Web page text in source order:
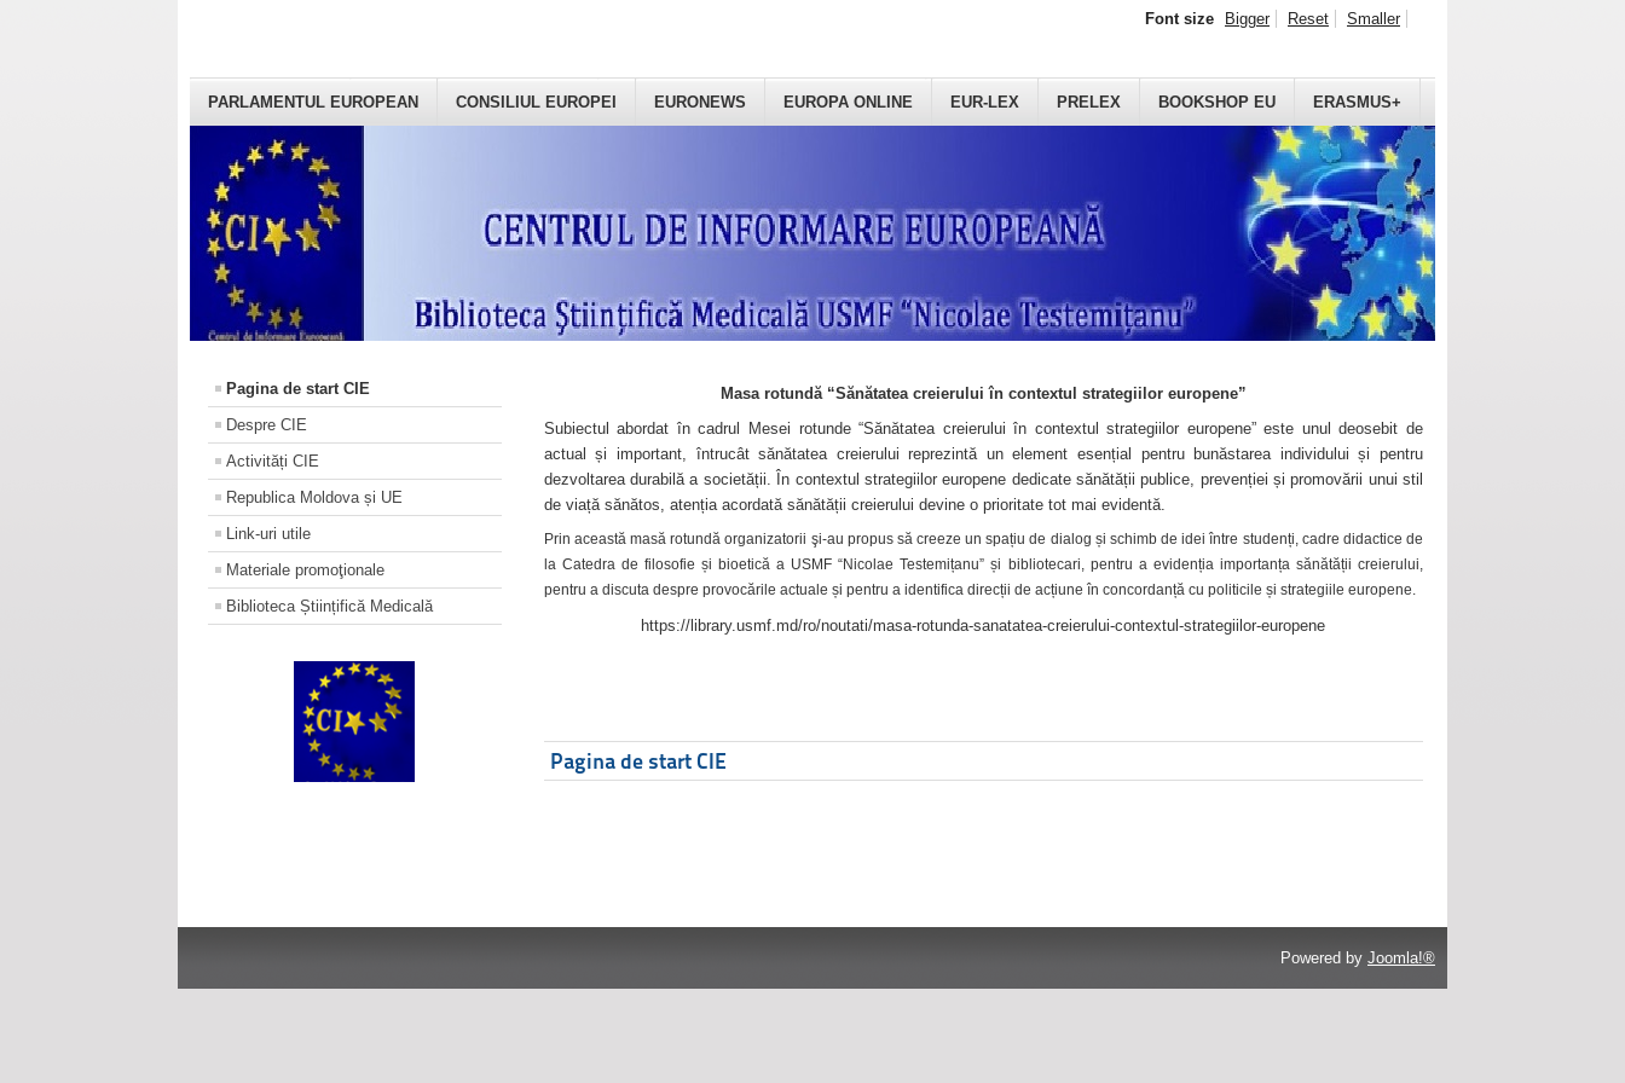
PARLAMENTUL EUROPEAN CONSILIUL EUROPEI EURONEWS EUROPA ONLINE EUR-LEX PRELEX BOOKSHOP EU ERASMUS+
Font size Bigger Reset Smaller
Pagina de start CIE
Despre CIE
Activități CIE
Republica Moldova și UE
Link-uri utile
Materiale promoţionale
Biblioteca Științifică Medicală
Masa rotundă “Sănătatea creierului în contextul strategiilor europene”
Subiectul abordat în cadrul Mesei rotunde “Sănătatea creierului în contextul strategiilor europene” este unul deosebit de
actual și important, întrucât sănătatea creierului reprezintă un element esențial pentru bunăstarea individului și pentru
dezvoltarea durabilă a societății. În contextul strategiilor europene dedicate sănătății publice, prevenției și promovării unui stil
de viață sănătos, atenția acordată sănătății creierului devine o prioritate tot mai evidentă.
Prin această masă rotundă organizatorii şi-au propus să creeze un spațiu de dialog și schimb de idei între studenți, cadre didactice de
la Catedra de filosofie și bioetică a USMF “Nicolae Testemițanu” și bibliotecari, pentru a evidenția importanța sănătății creierului,
pentru a discuta despre provocările actuale și pentru a identifica direcții de acțiune în concordanță cu politicile și strategiile europene.
https://library.usmf.md/ro/noutati/masa-rotunda-sanatatea-creierului-contextul-strategiilor-europene
Pagina de start CIE
Powered by Joomla!®